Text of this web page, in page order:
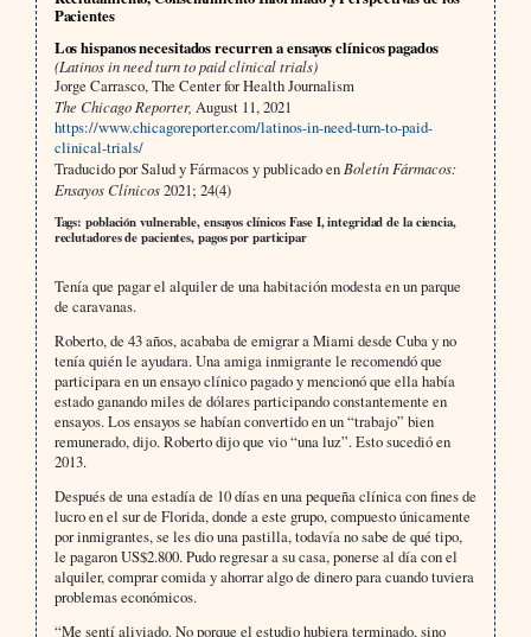
Pacientes
Los hispanos necesitados recurren a ensayos clínicos pagados
(Latinos in need turn to paid clinical trials)
Jorge Carrasco, The Center for Health Journalism
The Chicago Reporter, August 11, 2021
https://www.chicagoreporter.com/latinos-in-need-turn-to-paid-
clinical-trials/
Traducido por Salud y Fármacos y publicado en Boletín Fármacos:
Ensayos Clínicos2021; 24(4)
Tags: población vulnerable, ensayos clínicos Fase I, integridad de la ciencia,
reclutadores de pacientes, pagos por participar
Tenía que pagar el alquiler de una habitación modesta en un parque
de caravanas.
Roberto, de 43 años, acababa de emigrar a Miami desde Cuba y no
tenía quién le ayudara. Una amiga inmigrante le recomendó que
participara en un ensayo clínico pagado y mencionó que ella había
estado ganando miles de dólares participando constantemente en
ensayos. Los ensayos se habían convertido en un “trabajo” bien
remunerado, dijo. Roberto dijo que vio “una luz”. Esto sucedió en
2013.
Después de una estadía de 10 días en una pequeña clínica con fines de
lucro en el sur de Florida, donde a este grupo, compuesto únicamente
por inmigrantes, se les dio una pastilla, todavía no sabe de qué tipo,
le pagaron US$2.800. Pudo regresar a su casa, ponerse al día con el
alquiler, comprar comida y ahorrar algo de dinero para cuando tuviera
problemas económicos.
“Me sentí aliviado. No porque el estudio hubiera terminado, sino